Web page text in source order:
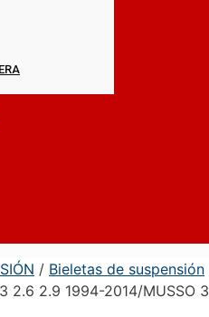
/ Bieletas de suspensión
2.6 2.9 1994-2014/MUSSO